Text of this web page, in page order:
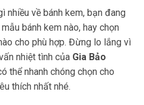
nhiều về bánh kem, bạn đang
bánh kem nào, hay chọn
cho phù hợp. Đừng lo lắng vì
nhiệt tình của Gia Bảo
thể nhanh chóng chọn cho
thích nhất nhé.